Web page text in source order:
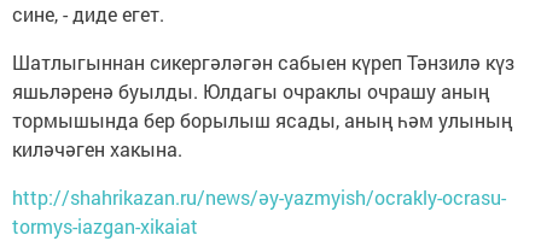
сине, - диде егет.
Шатлыгыннан сикергәләгән сабыен күреп Тәнзилә күз
яшьләренә буылды. Юлдагы очраклы очрашу аның
тормышында бер борылыш ясады, аның һәм улының
киләчәген хакына.
http://shahrikazan.ru/news/әy-yazmyish/ocrakly-ocrasu-
tormys-iazgan-xikaiat